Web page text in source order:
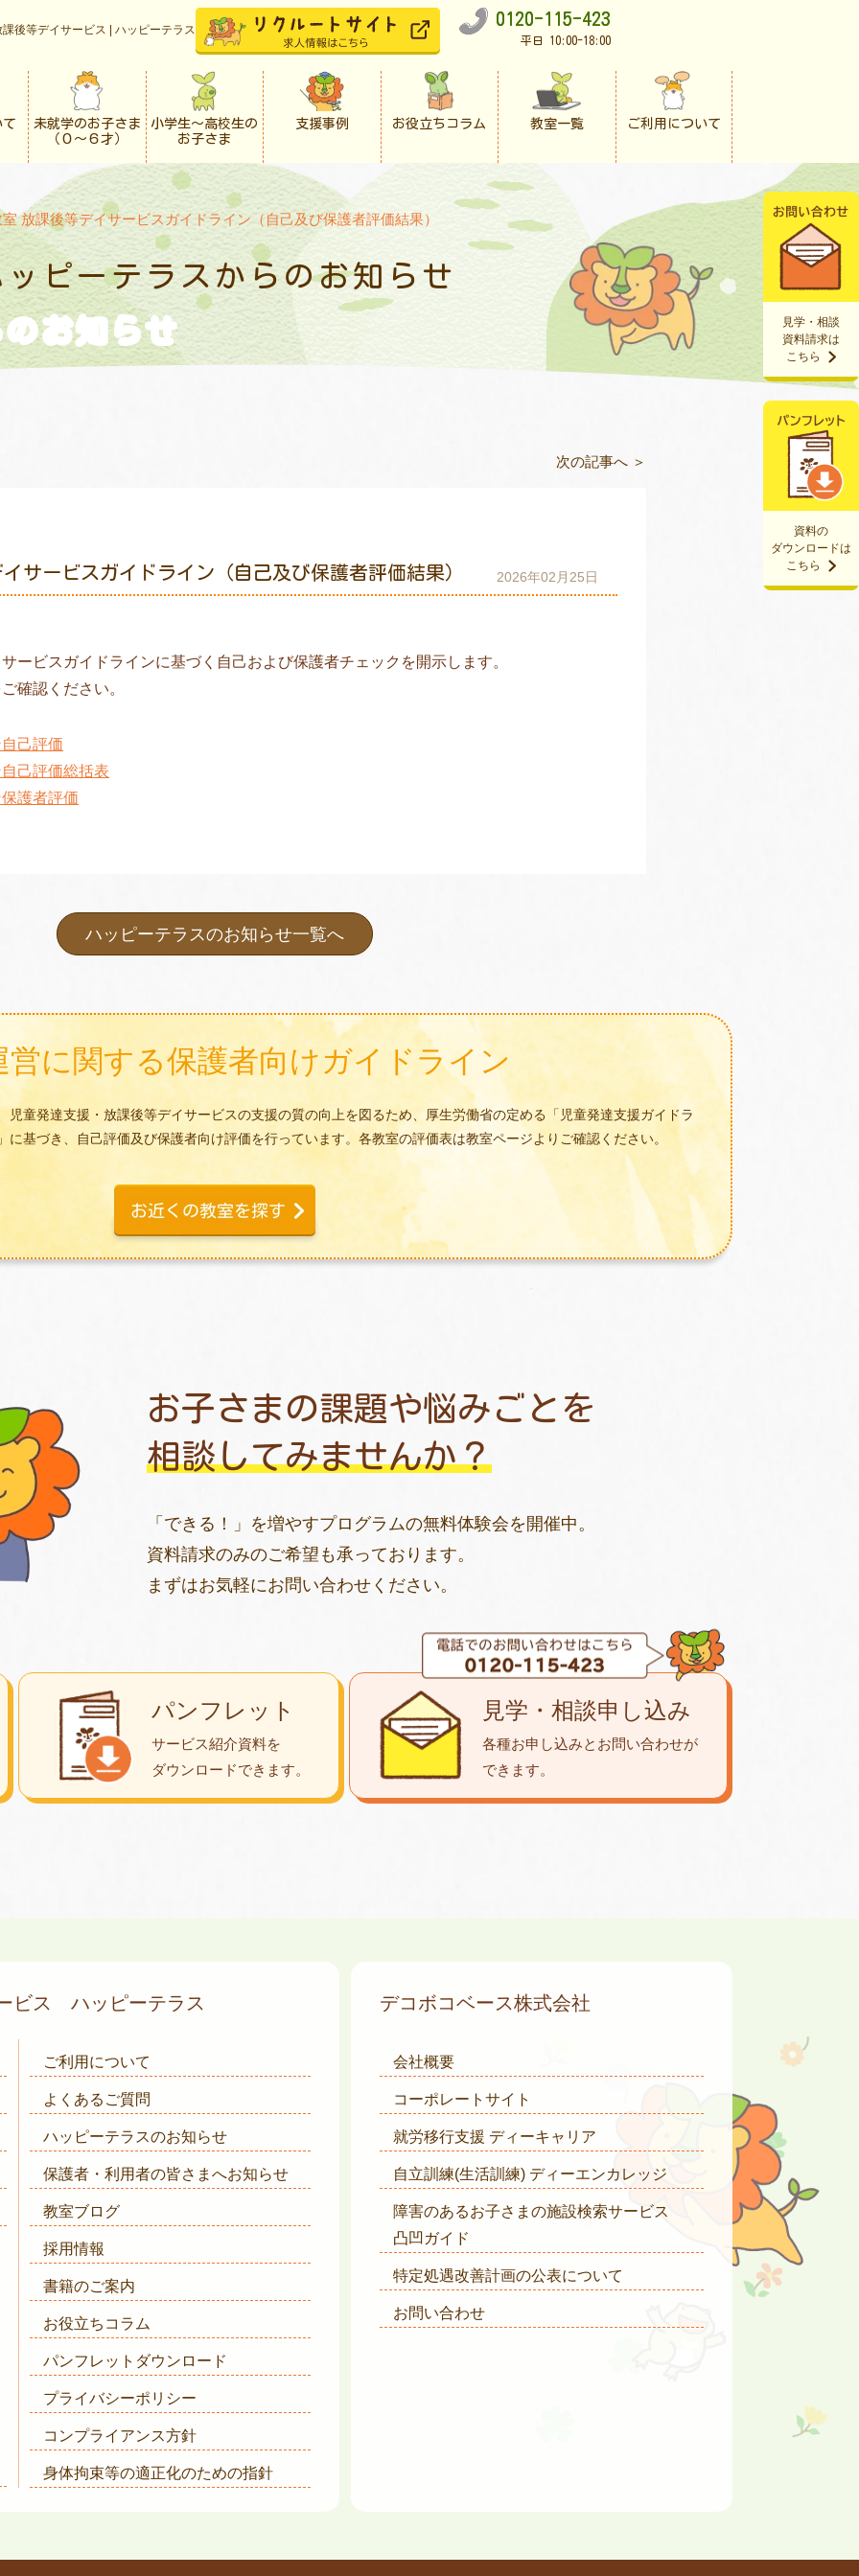
後等デイサービス | ハッピーテラス
0120-115-423
平日 10:00-18:00
て
未就学のお子さま
（０〜６才）
小学生〜高校生の
お子さま
支援事例 お役立ちコラム 教室一覧 ご利用について
資料の
ダウンロードは
こちら
見学・相談
資料請求は
こちら
放課後等デイサービスガイドライン（自己及び保護者評価結果）
ッピーテラスからのお知らせ
お知らせ
次の記事へ ＞
サービスガイドライン（自己及び保護者評価結果） 2026年02月25日
ービスガイドラインに基づく自己および保護者チェックを開示します。
確認ください。
己評価
己評価総括表
護者評価
ハッピーテラスのお知らせ一覧へ
営に関する保護者向けガイドライン
童発達支援・放課後等デイサービスの支援の質の向上を図るため、厚生労働省の定める「児童発達支援ガイドラ
基づき、自己評価及び保護者向け評価を行っています。各教室の評価表は教室ページよりご確認ください。
お子さまの課題や悩みごとを
相談してみませんか？
「できる！」を増やすプログラムの無料体験会を開催中。
資料請求のみのご希望も承っております。
まずはお気軽にお問い合わせください。
パンフレット
サービス紹介資料を
ダウンロードできます。
見学・相談申し込み
各種お申し込みとお問い合わせが
できます。
ビス ハッピーテラス
ご利用について
よくあるご質問
ハッピーテラスのお知らせ
保護者・利用者の皆さまへお知らせ
教室ブログ
採用情報
書籍のご案内
お役立ちコラム
パンフレットダウンロード
プライバシーポリシー
コンプライアンス方針
身体拘束等の適正化のための指針
デコボコベース株式会社
会社概要
コーポレートサイト
就労移行支援 ディーキャリア
自立訓練(生活訓練) ディーエンカレッジ
障害のあるお子さまの施設検索サービス
凸凹ガイド
特定処遇改善計画の公表について
お問い合わせ